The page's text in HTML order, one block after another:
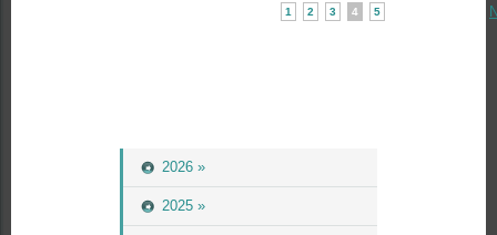
2026 »
2025 »
1 2 3 4 5